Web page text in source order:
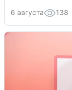
6 августа 138